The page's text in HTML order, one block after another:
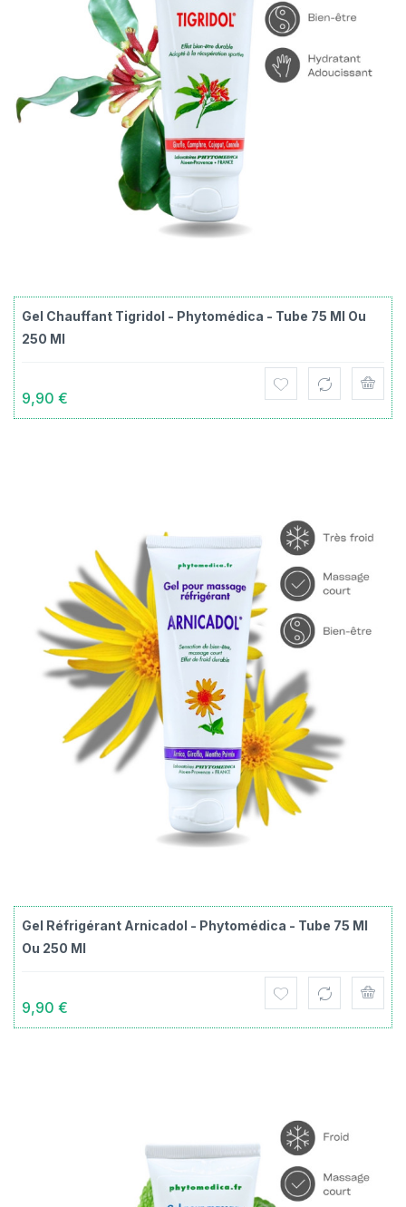
Gel Chauffant Tigridol - Phytomédica - Tube 75 Ml Ou
250 Ml
9,90 €
Gel Réfrigérant Arnicadol - Phytomédica - Tube 75 Ml
Ou 250 Ml
9,90 €